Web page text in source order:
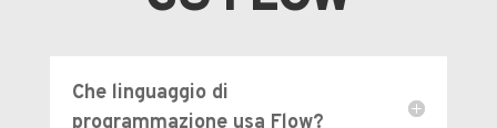
Che linguaggio di
programmazione usa Flow?